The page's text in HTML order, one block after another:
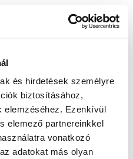
és hirdetések személyre
biztosításához,
elemzéséhez. Ezenkívül
elemező partnereinkkel
vonatkozó
adatokat más olyan